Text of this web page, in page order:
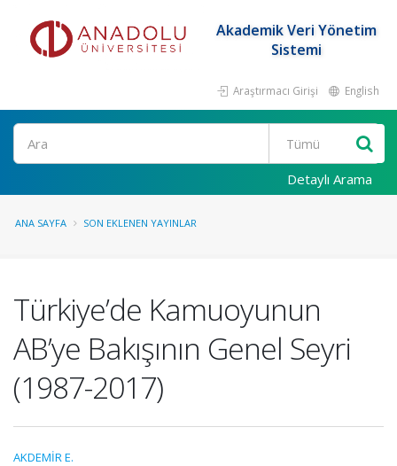
Akademik Veri Yönetim
Sistemi
Araştırmacı Girişi English
Ara
Detaylı Arama
ANA SAYFA SON EKLENEN YAYINLAR
Türkiye’de Kamuoyunun
AB’ye Bakışının Genel Seyri
(1987-2017)
AKDEMİR E.